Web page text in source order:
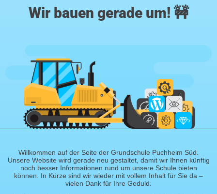
Wir bauen gerade um! 🚧
Willkommen auf der Seite der Grundschule Puchheim Süd.
Unsere Website wird gerade neu gestaltet, damit wir Ihnen künftig
noch besser Informationen rund um unsere Schule bieten
können. In Kürze sind wir wieder mit vollem Inhalt für Sie da –
vielen Dank für Ihre Geduld.